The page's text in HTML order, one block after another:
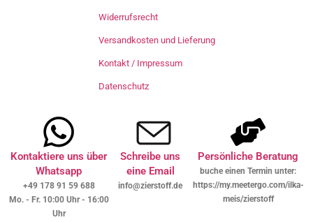
Widerrufsrecht
Versandkosten und Lieferung
Kontakt / Impressum
Datenschutz
Kontaktiere uns über
Whatsapp
+49 178 91 59 688
Mo. - Fr. 10:00 Uhr - 16:00
Uhr
Schreibe uns
eine Email
info@zierstoff.de
Persönliche Beratung
buche einen Termin unter:
https://my.meetergo.com/ilka-
meis/zierstoff